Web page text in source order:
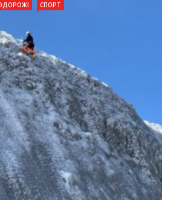
СПОРТ